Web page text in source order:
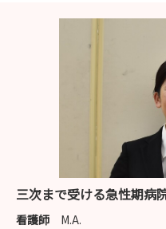
詳細は『説明会・見学
【病院説明会のご案内】
・ 2026年 9月5日（土
・ 2026年12月5日（土）
三次まで受ける急性期病
看護師 M.A.